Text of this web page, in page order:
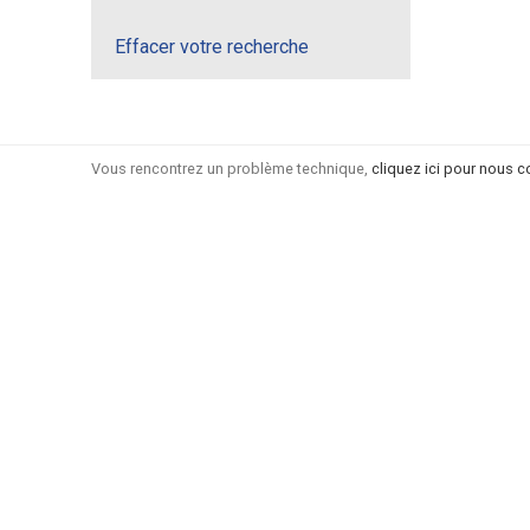
Effacer votre recherche
Vous rencontrez un problème technique, cliquez ici pour nous